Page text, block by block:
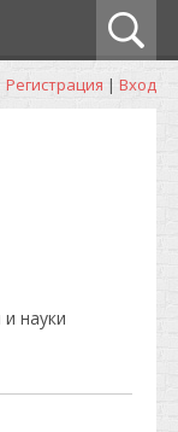
Регистрация | Вход
науки